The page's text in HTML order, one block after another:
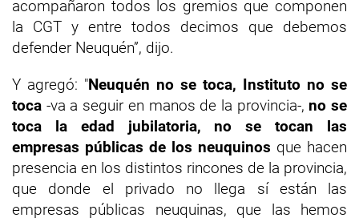
acompañaron todos los gremios que componen
la CGT y entre todos decimos que debemos
defender Neuquén”, dijo.
Y agregó: "Neuquén no se toca, Instituto no se
toca -va a seguir en manos de la provincia-, no se
toca la edad jubilatoria, no se tocan las
empresas públicas de los neuquinos que hacen
presencia en los distintos rincones de la provincia,
que donde el privado no llega sí están las
empresas públicas neuquinas, que las hemos